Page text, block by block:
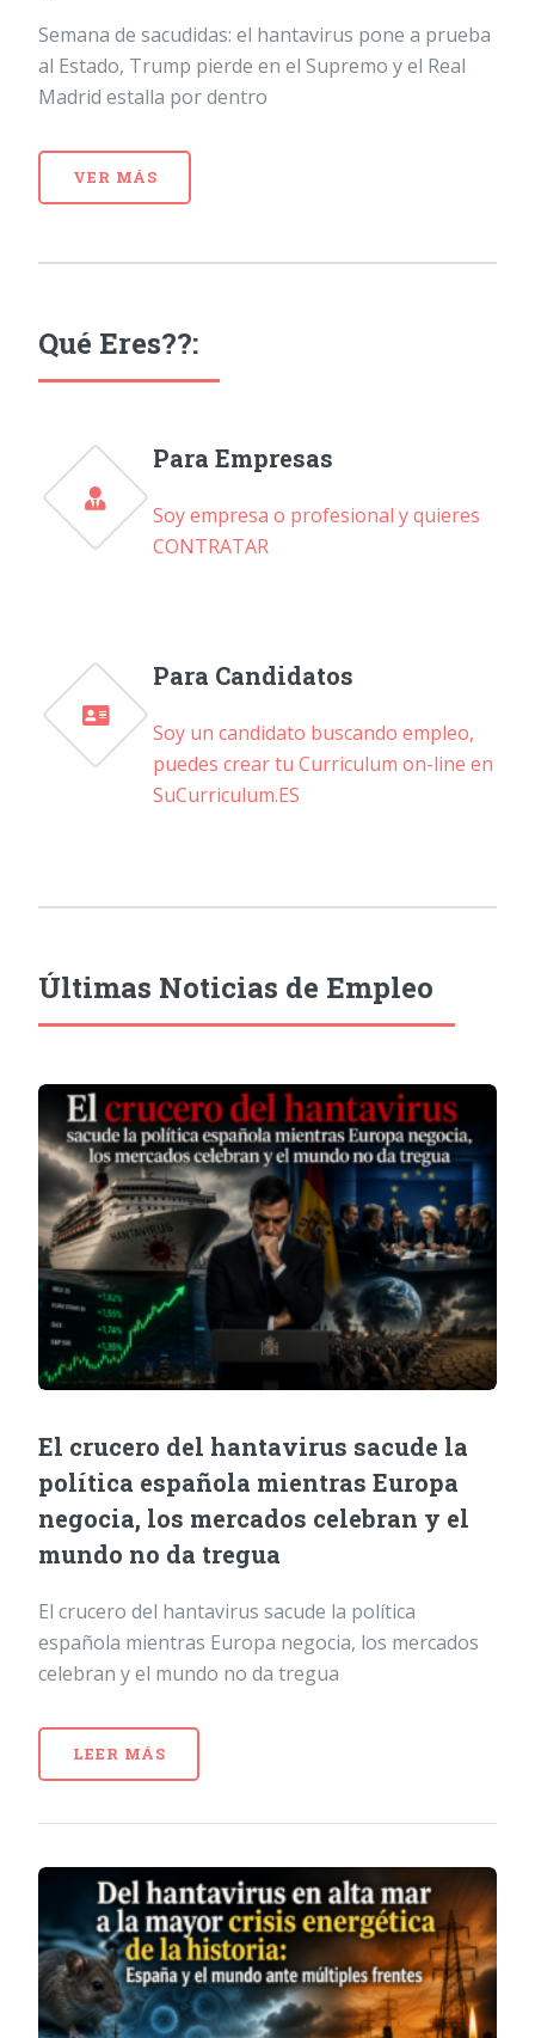
Semana de sacudidas: el hantavirus pone a prueba
al Estado, Trump pierde en el Supremo y el Real
Madrid estalla por dentro
VER MÁS
Qué Eres??:
Para Empresas
Soy empresa o profesional y quieres
CONTRATAR
Para Candidatos
Soy un candidato buscando empleo,
puedes crear tu Curriculum on-line en
SuCurriculum.ES
Últimas Noticias de Empleo
El crucero del hantavirus sacude la
política española mientras Europa
negocia, los mercados celebran y el
mundo no da tregua
El crucero del hantavirus sacude la política
española mientras Europa negocia, los mercados
celebran y el mundo no da tregua
LEER MÁS